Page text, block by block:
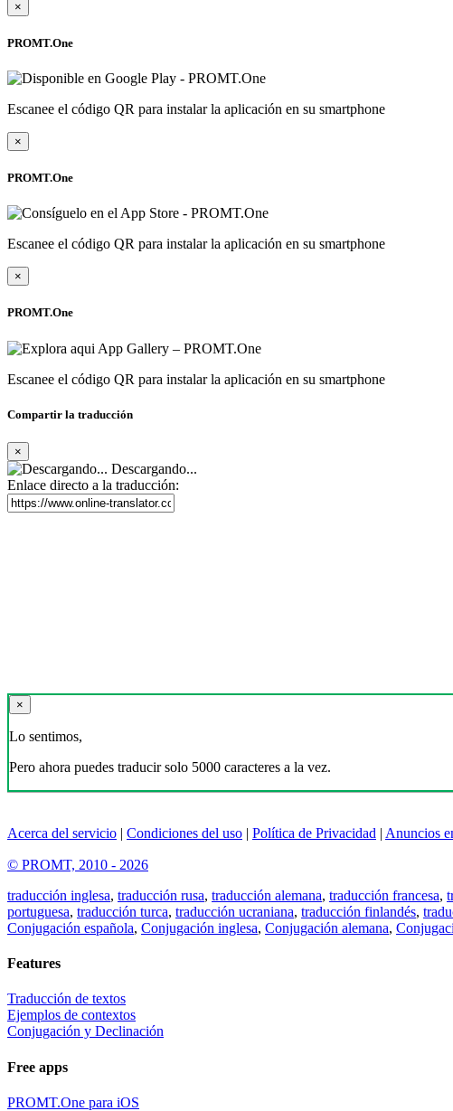
×
PROMT.One
Escanee el código QR para instalar la aplicación en su smartphone
×
PROMT.One
Escanee el código QR para instalar la aplicación en su smartphone
×
PROMT.One
Escanee el código QR para instalar la aplicación en su smartphone
Compartir la traducción
×
Descargando...
Enlace directo a la traducción:
×
Lo sentimos,
Pero ahora puedes traducir solo 5000 caracteres a la vez.
Acerca del servicio | Condiciones del uso | Política de Privacidad | Anuncios
© PROMT, 2010 - 2026
traducción inglesa, traducción rusa, traducción alemana, traducción francesa,
portuguesa, traducción turca, traducción ucraniana, traducción finlandés,
Conjugación española, Conjugación inglesa, Conjugación alemana,
Features
Traducción de textos
Ejemplos de contextos
Conjugación y Declinación
Free apps
PROMT.One para iOS